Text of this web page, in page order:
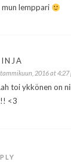
mun lemppari
tammikuun, 2016 at 4:27
toi ykkönen on
<3